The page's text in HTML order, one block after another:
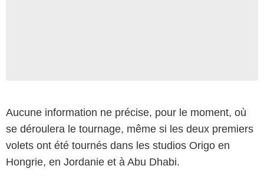
Aucune information ne précise, pour le moment, où
se déroulera le tournage, même si les deux premiers
volets ont été tournés dans les studios Origo en
Hongrie, en Jordanie et à Abu Dhabi.